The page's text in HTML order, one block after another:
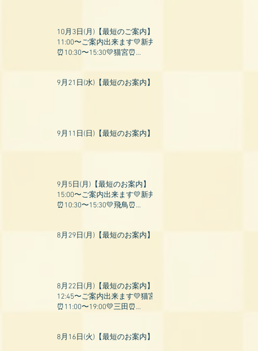
10月3日(月)【最短のご案内】
11:00〜ご案内出来ます💛新井
⏰10:30〜15:30💛猫宮⏰
9月21日(水)【最短のお案内】
9月11日(日)【最短のお案内】
9月5日(月)【最短のお案内】
15:00〜ご案内出来ます💛新井
⏰10:30〜15:30💛飛鳥⏰
8月29日(月)【最短のお案内】
8月22日(月)【最短のお案内】
12:45〜ご案内出来ます💛猫宮
⏰11:00〜19:00💛三田⏰
8月16日(火)【最短のお案内】